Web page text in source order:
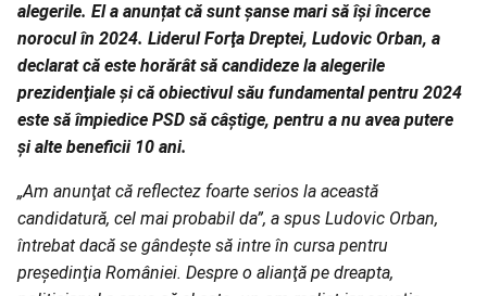
alegerile. El a anunțat că sunt șanse mari să își încerce
norocul în 2024. Liderul Forţa Dreptei, Ludovic Orban, a
declarat că este horărât să candideze la alegerile
prezidenţiale și că obiectivul său fundamental pentru 2024
este să împiedice PSD să câștige, pentru a nu avea putere
și alte beneficii 10 ani.
„Am anunţat că reflectez foarte serios la această
candidatură, cel mai probabil da”, a spus Ludovic Orban,
întrebat dacă se gândeşte să intre în cursa pentru
preşedinţia României. Despre o alianţă pe dreapta,